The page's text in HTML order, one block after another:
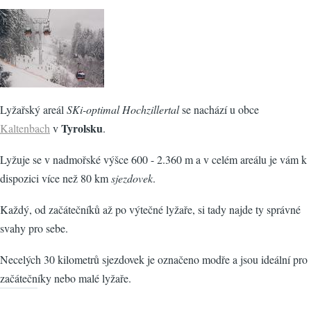
Lyžařský areálSKi-optimal Hochzillertalse nachází u obce
KaltenbachvTyrolsku.
Lyžuje se v nadmořské výšce 600 - 2.360 m a v celém areálu je vám k
dispozici více než 80 kmsjezdovek.
Každý, od začátečníků až po výtečné lyžaře, si tady najde ty správné
svahy pro sebe.
Necelých 30 kilometrů sjezdovek je označeno modře a jsou ideální pro
začátečníky nebo malé lyžaře.